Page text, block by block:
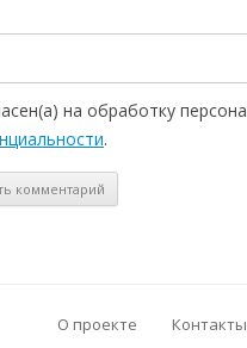
на обработку
.
О проекте Контакты